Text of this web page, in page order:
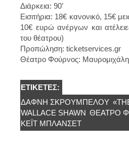
Διάρκεια: 90’
Εισιτήρια: 18€ κανονικό, 15€
10€ ευρώ ανέργων και
του θέατρου)
Προπώληση: ticketservices.gr
Θέατρο Φούρνος:
ΕΤΙΚΈΤΕΣ:
ΔΆΦΝΗ ΣΚΡΟΥΜΠΈΛΟΥ
WALLACE SHAWN ΘΈΑΤΡΟ
ΚΈΙΤ ΜΠΛΆΝΣΕΤ